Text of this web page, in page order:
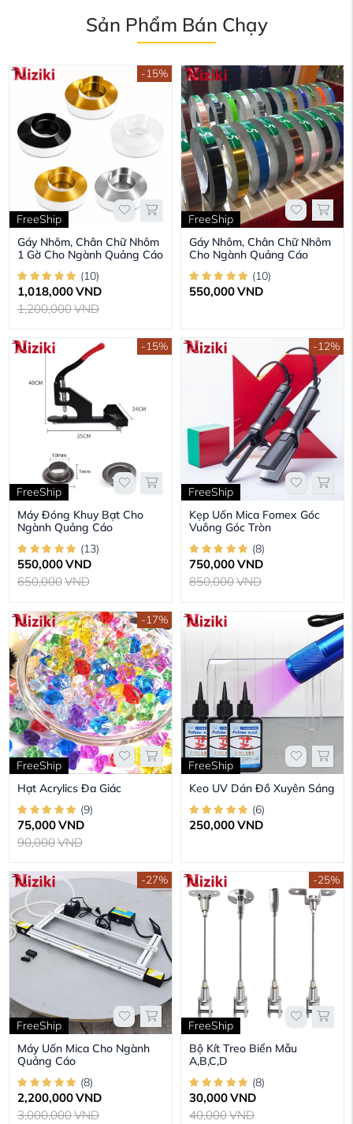
Sản Phẩm Bán Chạy
-15%
FreeShip
Gáy Nhôm, Chân Chữ Nhôm
1 Gờ Cho Ngành Quảng Cáo
(10)
1,018,000VND
1,200,000VND
FreeShip
Gáy Nhôm, Chân Chữ Nhôm
Cho Ngành Quảng Cáo
(10)
550,000VND
-15%
FreeShip
Máy Đóng Khuy Bạt Cho
Ngành Quảng Cáo
(13)
550,000VND
650,000VND
-12%
FreeShip
Kẹp Uốn Mica Fomex Góc
Vuông Góc Tròn
(8)
750,000VND
850,000VND
-17%
FreeShip
Hạt Acrylics Đa Giác
(9)
75,000VND
90,000VND
FreeShip
Keo UV Dán Đồ Xuyên Sáng
(6)
250,000VND
-27%
FreeShip
Máy Uốn Mica Cho Ngành
Quảng Cáo
(8)
2,200,000VND
3,000,000VND
-25%
FreeShip
Bộ Kít Treo Biển Mẫu
A,B,C,D
(8)
30,000VND
40,000VND